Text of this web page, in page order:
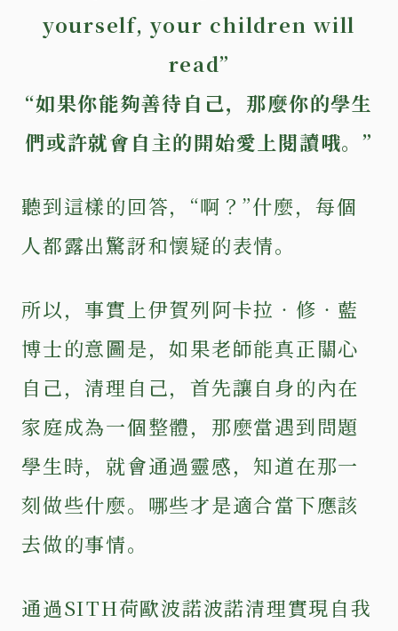
yourself, your children will
read”
“如果你能夠善待自己，那麼你的學生
們或許就會自主的開始愛上閱讀哦。”
聽到這樣的回答，“啊？”什麼，每個
人都露出驚訝和懷疑的表情。
所以，事實上伊賀列阿卡拉‧修‧藍
博士的意圖是，如果老師能真正關心
自己，清理自己，首先讓自身的內在
家庭成為一個整體，那麼當遇到問題
學生時，就會通過靈感，知道在那一
刻做些什麼。哪些才是適合當下應該
去做的事情。
通過SITH荷歐波諾波諾清理實現自我